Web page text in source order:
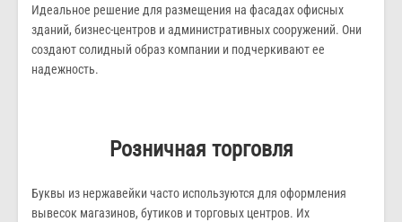
Идеальное решение для размещения на фасадах офисных
зданий, бизнес-центров и административных сооружений. Они
создают солидный образ компании и подчеркивают ее
надежность.
Розничная торговля
Буквы из нержавейки часто используются для оформления
вывесок магазинов, бутиков и торговых центров. Их